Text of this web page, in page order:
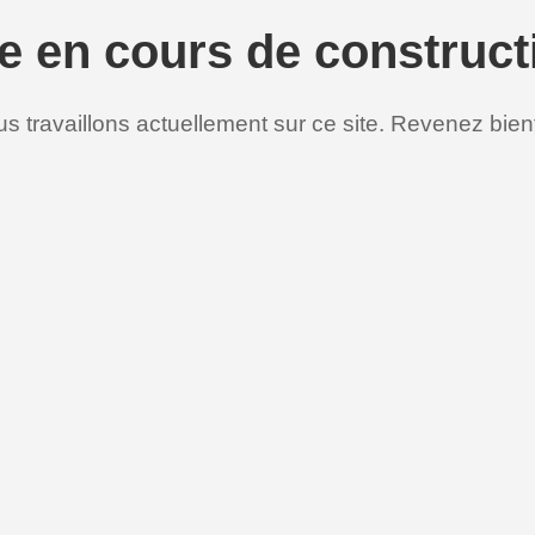
en cours de
travaillons actuellement sur ce site. Revenez